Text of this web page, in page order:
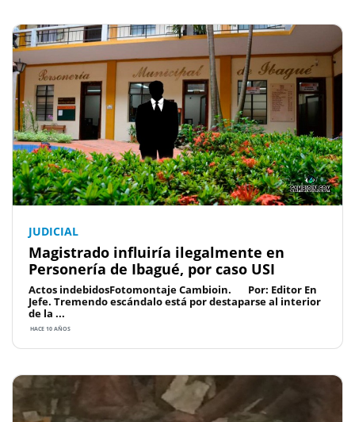
JUDICIAL
Magistrado influiría ilegalmente en
Personería de Ibagué, por caso USI
Actos indebidosFotomontaje Cambioin. Por: Editor En
Jefe. Tremendo escándalo está por destaparse al interior
de la ...
HACE 10 AÑOS